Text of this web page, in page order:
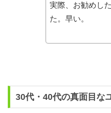
実際、お勧めし
た。早い。
30代・40代の真面目な